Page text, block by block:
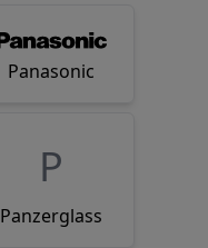
Panasonic
P
Panzerglass